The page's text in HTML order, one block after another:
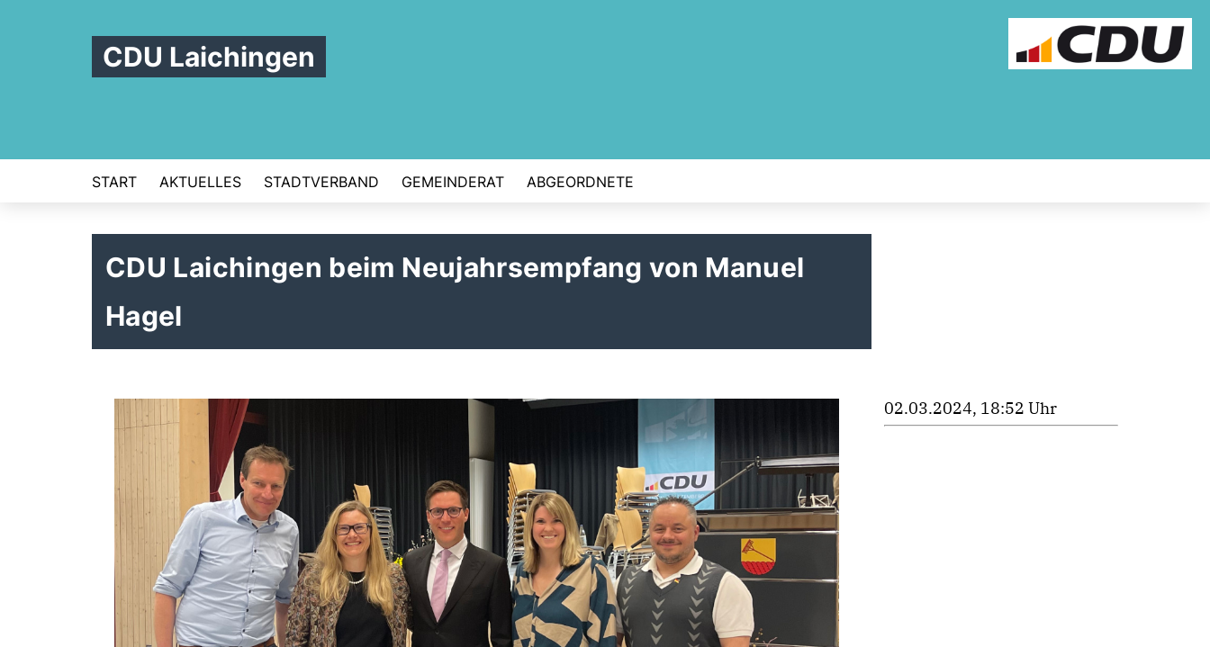
CDU Laichingen
START AKTUELLES STADTVERBAND GEMEINDERAT ABGEORDNETE
CDU Laichingen beim Neujahrsempfang von Manuel
Hagel
02.03.2024, 18:52 Uhr